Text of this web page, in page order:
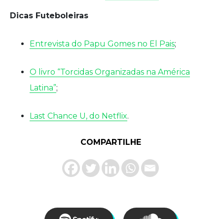
Dicas Futeboleiras
Entrevista do Papu Gomes no El Pais;
O livro “Torcidas Organizadas na América
Latina”;
Last Chance U, do Netflix.
COMPARTILHE